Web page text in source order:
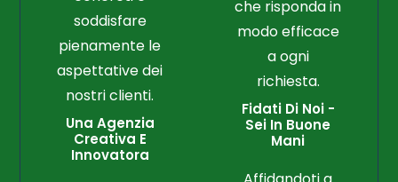
soddisfare
pienamente le
aspettative dei
nostri clienti.
Una Agenzia
Creativa E
Innovatora
che risponda in
modo efficace
a ogni
richiesta.
Fidati Di Noi -
Sei In Buone
Mani